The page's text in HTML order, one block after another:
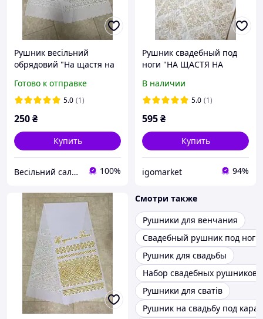
Рушник весільний
обрядовий "На щастя на
вінчання із срібним
напиленням
Готово к отправке
5.0 (1)
250₴
Купить
Весільний салон «Ніколь» 100%
Рушник свадебный под
ноги "НА ЩАСТЯ НА
В наличии
5.0 (1)
595₴
Купить
igomarket 94%
Смотри также
Рушники для венчания
Свадебный рушник под ноги
Рушник для свадьбы
Набор свадебных рушников
Рушники для сватів
Рушник на свадьбу под